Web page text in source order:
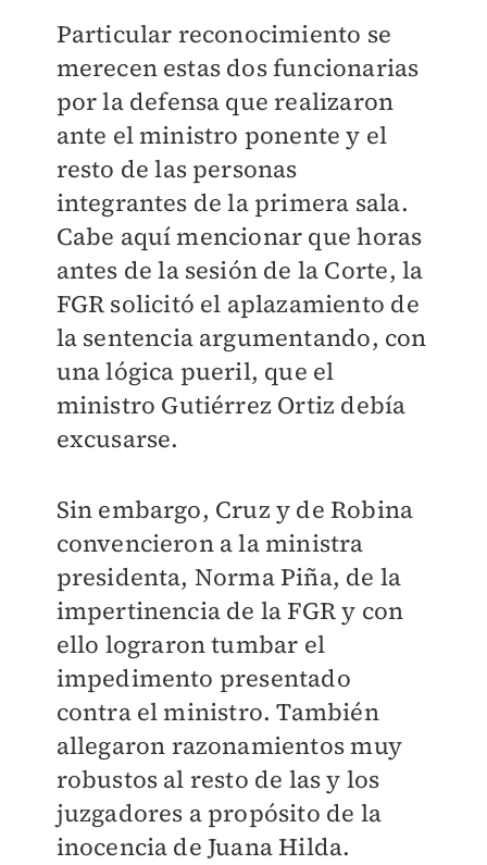
Particular reconocimiento se
merecen estas dos funcionarias
por la defensa que realizaron
ante el ministro ponente y el
resto de las personas
integrantes de la primera sala.
Cabe aquí mencionar que horas
antes de la sesión de la Corte, la
FGR solicitó el aplazamiento de
la sentencia argumentando, con
una lógica pueril, que el
ministro Gutiérrez Ortiz debía
excusarse.
Sin embargo, Cruz y de Robina
convencieron a la ministra
presidenta, Norma Piña, de la
impertinencia de la FGR y con
ello lograron tumbar el
impedimento presentado
contra el ministro. También
allegaron razonamientos muy
robustos al resto de las y los
juzgadores a propósito de la
inocencia de Juana Hilda.